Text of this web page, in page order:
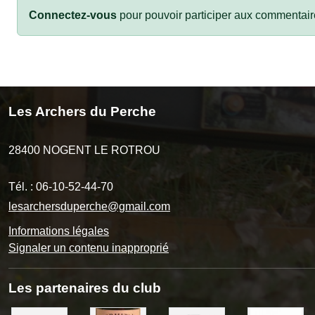
Connectez-vous pour pouvoir participer aux
Les Archers du Perche
28400 NOGENT LE ROTROU
Tél. : 06-10-52-44-70
lesarchersduperche@gmail.com
Informations légales
Signaler un contenu inapproprié
Les partenaires du club